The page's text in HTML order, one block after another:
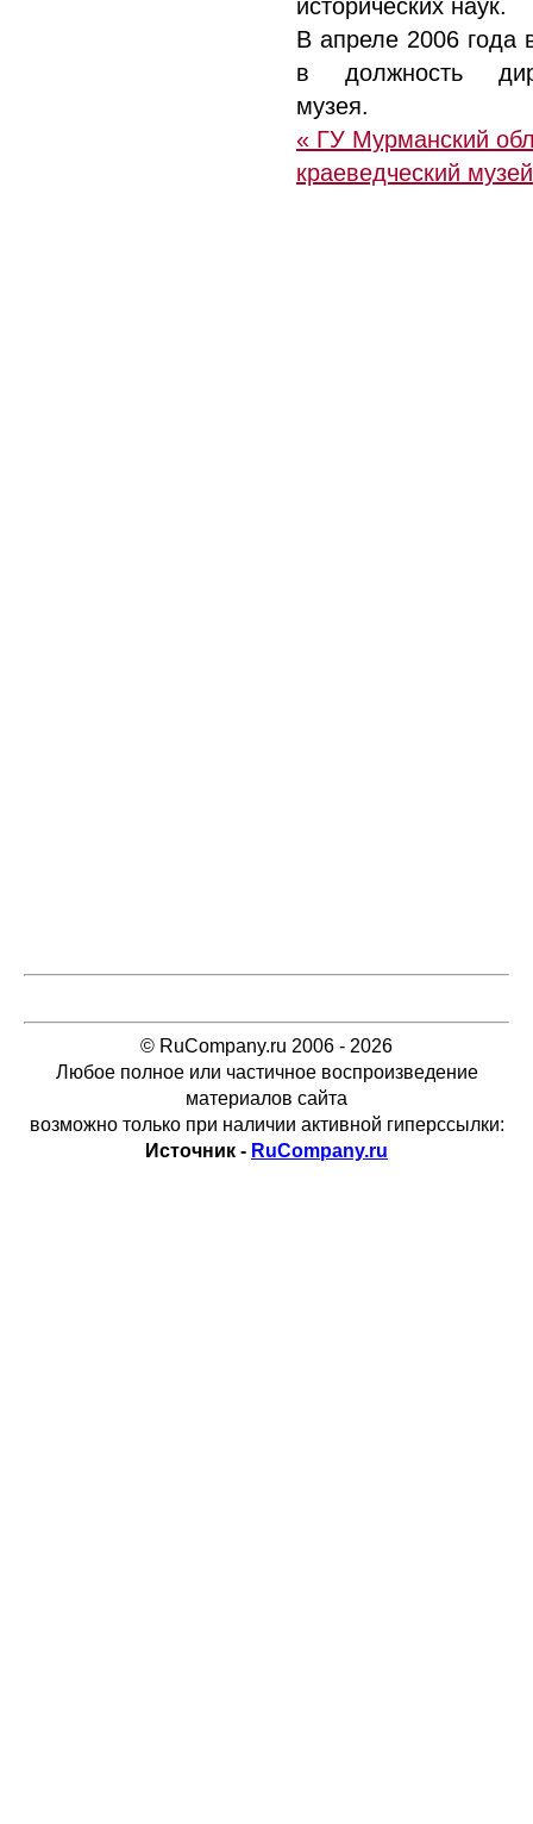
исторических наук.
В апреле 2006 года
в должность
музея.
« ГУ Мурманский
краеведческий музей
© RuCompany.ru 2006 - 2026
Любое полное или частичное воспроизведение
материалов сайта
возможно только при наличии активной гиперссылки:
Источник - RuCompany.ru